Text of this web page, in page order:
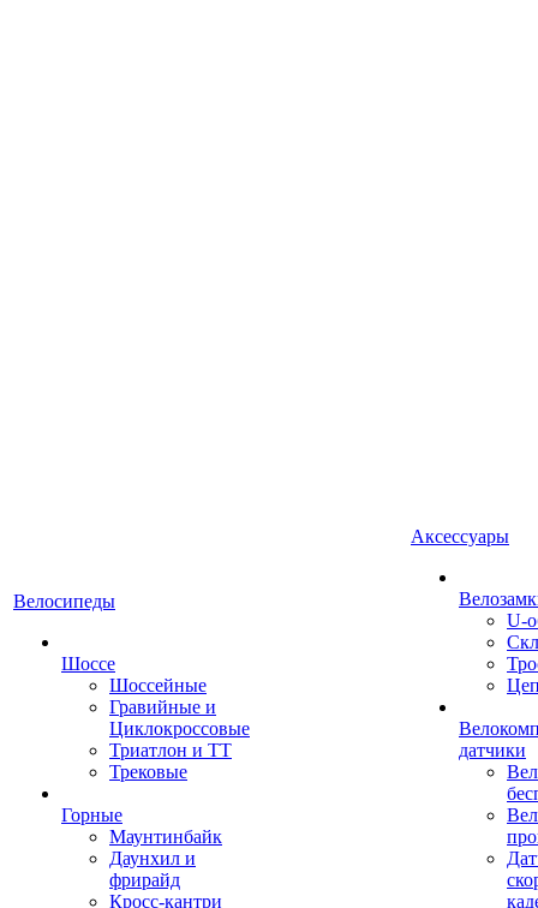
Велосипеды
Шоссе
Шоссейные
Гравийные и
Циклокроссовые
Триатлон и ТТ
Трековые
Горные
Маунтинбайк
Даунхил и
фрирайд
Кросс-кантри
Аксессуары
U-
датчики